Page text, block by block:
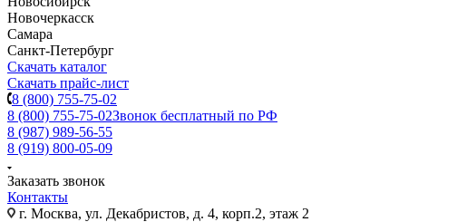
Новочеркасск
Самара
Санкт-Петербург
Скачать каталог
Скачать прайс-лист
8 (800) 755-75-02
8 (800) 755-75-02Звонок бесплатный по РФ
8 (987) 989-56-55
8 (919) 800-05-09
Заказать звонок
Контакты
г. Москва, ул. Декабристов, д. 4, корп.2, этаж 2